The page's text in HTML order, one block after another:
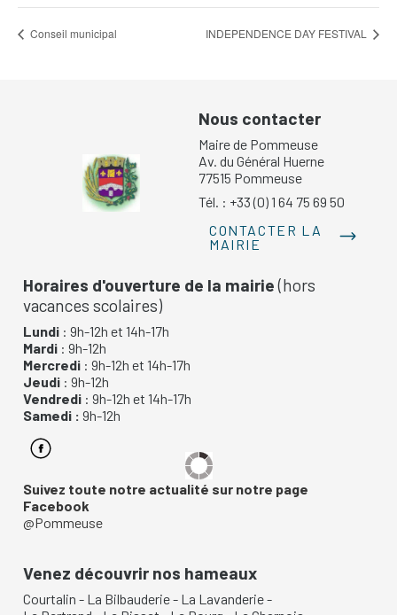
Conseil municipal INDEPENDENCE DAY FESTIVAL
Nous contacter
Maire de Pommeuse
Av. du Général Huerne
77515 Pommeuse
Tél. : +33 (0) 1 64 75 69 50
CONTACTER LA
MAIRIE
Horaires d'ouverture de la mairie(hors
vacances scolaires)
Lundi : 9h-12h et 14h-17h
Mardi : 9h-12h
Mercredi : 9h-12h et 14h-17h
Jeudi : 9h-12h
Vendredi : 9h-12h et 14h-17h
Samedi : 9h-12h
Suivez toute notre actualité sur notre page
Facebook
@Pommeuse
Venez découvrir nos hameaux
Courtalin - La Bilbauderie- La Lavanderie-